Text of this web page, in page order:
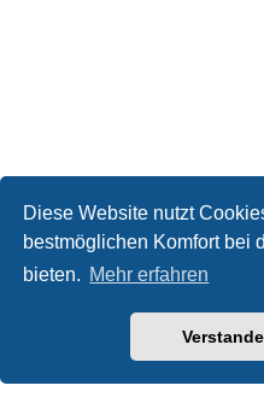
Diese Website nutzt
bestmöglichen Komfort bei
bieten. Mehr erfahren